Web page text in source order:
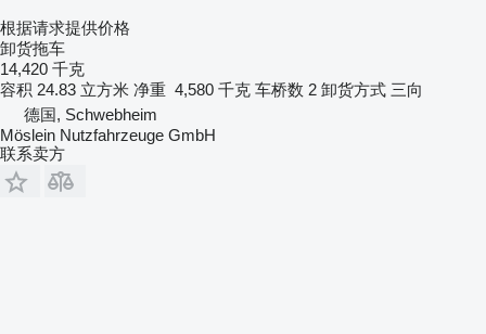
根据请求提供价格
卸货拖车
14,420 千克
容积 24.83 立方米 净重 4,580 千克 车桥数 2 卸货方式 三向
德国, Schwebheim
Möslein Nutzfahrzeuge GmbH
联系卖方